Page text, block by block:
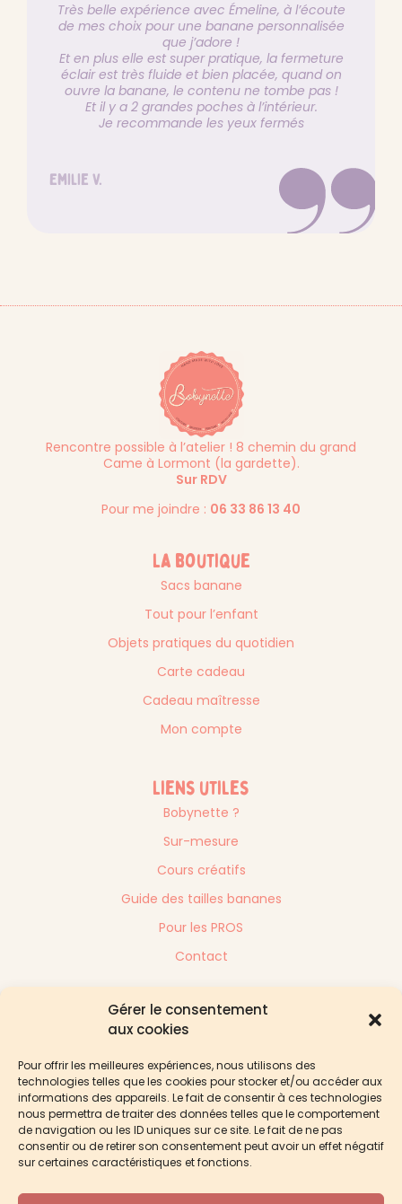
Gérer le consentement
aux cookies
Pour offrir les meilleures expériences, nous utilisons des
technologies telles que les cookies pour stocker et/ou accéder aux
informations des appareils. Le fait de consentir à ces technologies
nous permettra de traiter des données telles que le comportement
de navigation ou les ID uniques sur ce site. Le fait de ne pas
consentir ou de retirer son consentement peut avoir un effet négatif
sur certaines caractéristiques et fonctions.
Charger plus Suivre sur Instagram
Très belle expérience avec Émeline, à l’écoute
de mes choix pour une banane personnalisée
que j’adore !
Et en plus elle est super pratique, la fermeture
éclair est très fluide et bien placée, quand on
ouvre la banane, le contenu ne tombe pas !
Et il y a 2 grandes poches à l’intérieur.
Je recommande les yeux fermés
Emilie V.
Rencontre possible à l’atelier ! 8 chemin du grand
Came à Lormont (la gardette).
Sur RDV
Pour me joindre : 06 33 86 13 40
La boutique
Sacs banane
Tout pour l’enfant
Objets pratiques du quotidien
Carte cadeau
Cadeau maîtresse
Mon compte
Liens utiles
Bobynette ?
Sur-mesure
Cours créatifs
Guide des tailles bananes
Pour les PROS
Contact
Suivez-moi sur